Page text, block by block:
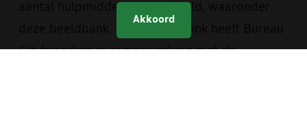
aantal hulpmiddelen ontwikkeld, waaronder
Citybranding in samenwerking met de
Akkoord